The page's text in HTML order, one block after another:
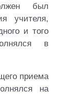
был
учителя,
и того
в
приема
на